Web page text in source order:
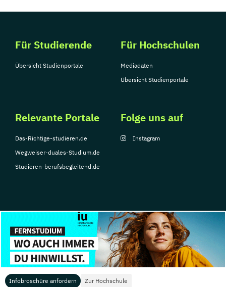
Infobroschüre anfordern Zur Hochschule
Für Studierende
Übersicht Studienportale
Für Hochschulen
Mediadaten
Übersicht Studienportale
Relevante Portale
Das-Richtige-studieren.de
Wegweiser-duales-Studium.de
Studieren-berufsbegleitend.de
Folge uns auf
Instagram
© Copyright 2026, TarGroup Media GmbH
Impressum
Über
uns
Datenschutzerklärung Nutzungsbedingungen